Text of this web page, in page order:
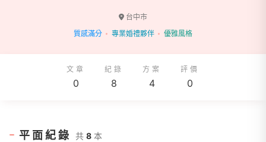
台中市
質感滿分
專業婚禮夥伴 優雅風格
文章
0
紀錄
8
方案
4
評價
0
平面紀錄 共 8 本